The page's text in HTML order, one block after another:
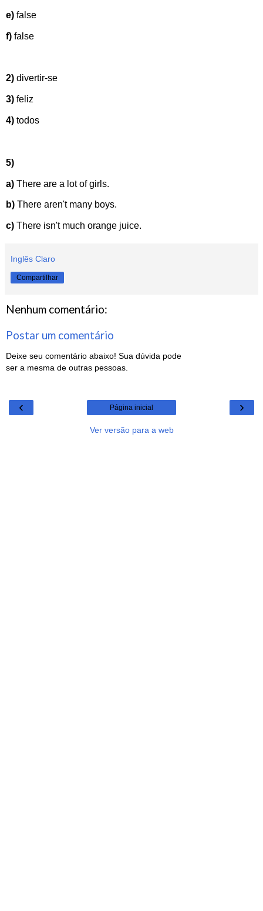
e) false
f) false
2) divertir-se
3) feliz
4) todos
5)
a) There are a lot of girls.
b) There aren't many boys.
c) There isn't much orange juice.
Inglês Claro
Compartilhar
Nenhum comentário:
Postar um comentário
Deixe seu comentário abaixo! Sua dúvida pode
ser a mesma de outras pessoas.
‹ ›
Página inicial
Ver versão para a web